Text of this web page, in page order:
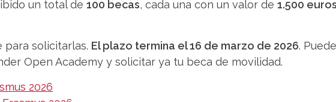
un total de 100 becas, cada una con un valor de 1.500 euros
para solicitarlas. El plazo termina el 16 de marzo de 2026.
Open Academy y solicitar ya tu beca de movilidad.
2026